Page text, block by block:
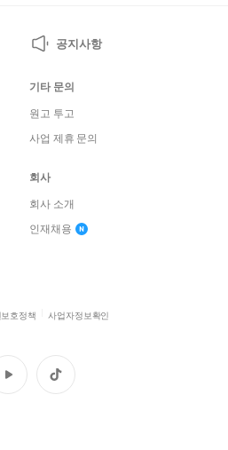
공지사항
기타 문의
원고 투고
사업 제휴 문의
회사
회사 소개
인재채용
호정책 사업자정보확인
유
튜
틱
톡